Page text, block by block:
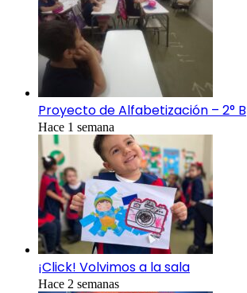
Proyecto de Alfabetización – 2° B
Hace 1 semana
¡Click! Volvimos a la sala
Hace 2 semanas